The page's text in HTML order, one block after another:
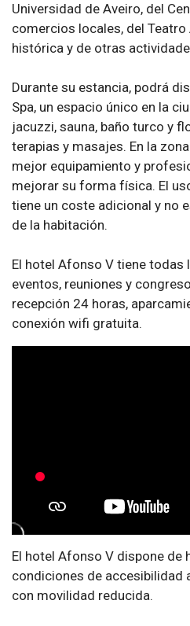
Universidad de Aveiro, del
comercios locales, del Teatro
histórica y de otras
Durante su estancia, podrá
Spa, un espacio único en la
jacuzzi, sauna, baño turco y
terapias y masajes. En la
mejor equipamiento y
mejorar su forma física. El
tiene un coste adicional y no
de la habitación.
El hotel Afonso V tiene todas
eventos, reuniones y
recepción 24 horas,
conexión wifi gratuita.
El hotel Afonso V dispone de
condiciones de accesibilidad
con movilidad reducida.